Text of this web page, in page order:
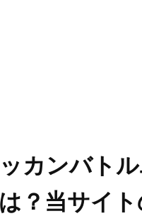
ッカンバト
？当サイ